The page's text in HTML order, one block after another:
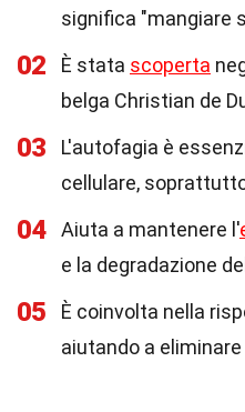
significa "mangiare
02 È stata scoperta
belga Christian de
03
L'autofagia è
cellulare,
04 Aiuta a mantenere l'
e la degradazione
05
È coinvolta nella
aiutando a